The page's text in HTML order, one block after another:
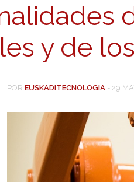
y de
POR EUSKADITECNOLOGIA - 29